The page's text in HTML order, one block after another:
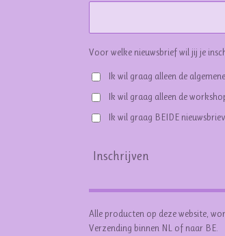
Voor welke nieuwsbrief wil jij je
Ik wil graag alleen de
Ik wil graag alleen de
Ik wil graag BEIDE
Inschrijven
Alle producten op deze website,
Verzending binnen NL of naar BE.